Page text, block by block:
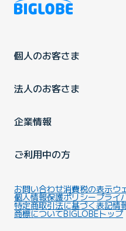
個人のお客さま
法人のお客さま
企業情報
ご利用中の方
お問い合わせ消費税の表示ウ
個人情報保護ポリシープライ
特定商取引法に基づく表記情
商標についてBIGLOBEトップ